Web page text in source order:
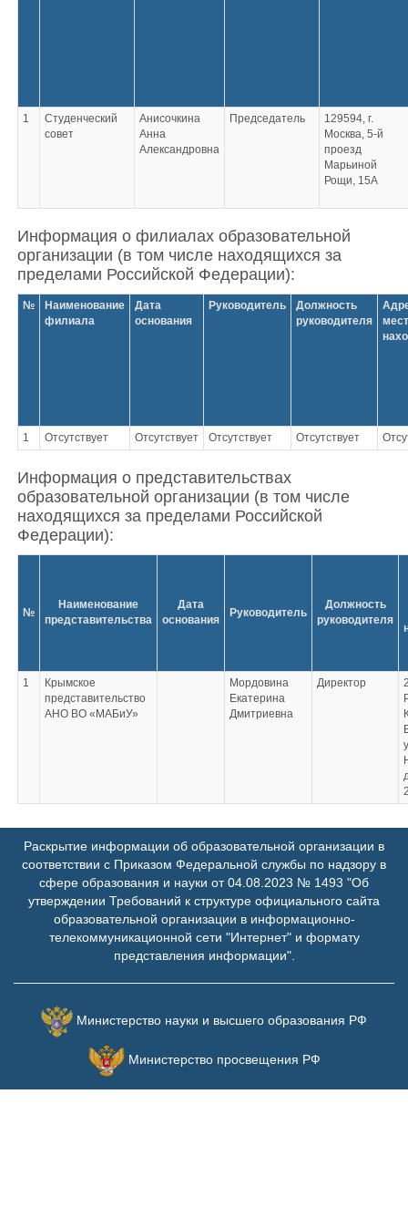
1
Студенческий
совет
Анисочкина
Анна
Александровна
Председатель
129594, г.
Москва, 5-й
проезд
Марьиной
Рощи, 15А
Информация о филиалах образовательной
организации (в том числе находящихся за
пределами Российской Федерации):
№
Наименование
филиала
Дата
основания
Руководитель
Должность
руководителя
1 Отсутствует Отсутствует Отсутствует Отсутствует
Информация о представительствах
образовательной организации (в том числе
находящихся за пределами Российской
Федерации):
№
Наименование
представительства
Дата
основания
Руководитель
Должность
руководителя
1
Крымское
представительство
АНО ВО «МАБиУ»
Мордовина
Екатерина
Дмитриевна
Директор
Раскрытие информации об образовательной организации в
соответствии с Приказом Федеральной службы по надзору в
сфере образования и науки от 04.08.2023 № 1493 "Об
утверждении Требований к структуре официального сайта
образовательной организации в информационно-
телекоммуникационной сети "Интернет" и формату
представления информации".
Министерство науки и высшего образования РФ
Министерство просвещения РФ